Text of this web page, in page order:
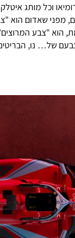
וכל מותג
מפני שאדום הוא
הוא "צבע
של… נו,